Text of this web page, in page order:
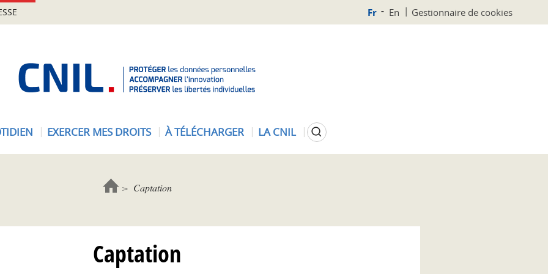
Fr En Gestionnaire de cookies
EXERCER MES DROITS À TÉLÉCHARGER LA CNIL Rechercher
Captation
Captation